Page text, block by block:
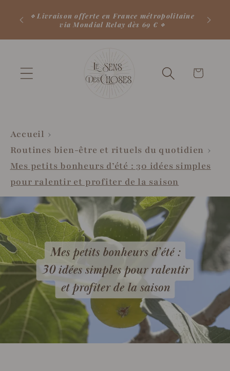
passer
au
contenu
⋄ Livraison offerte en France métropolitaine
via Mondial Relay dès 69 € ⋄
panier
Accueil
Routines bien-être et rituels du quotidien
Mes petits bonheurs d’été : 30 idées simples
pour ralentir et profiter de la saison